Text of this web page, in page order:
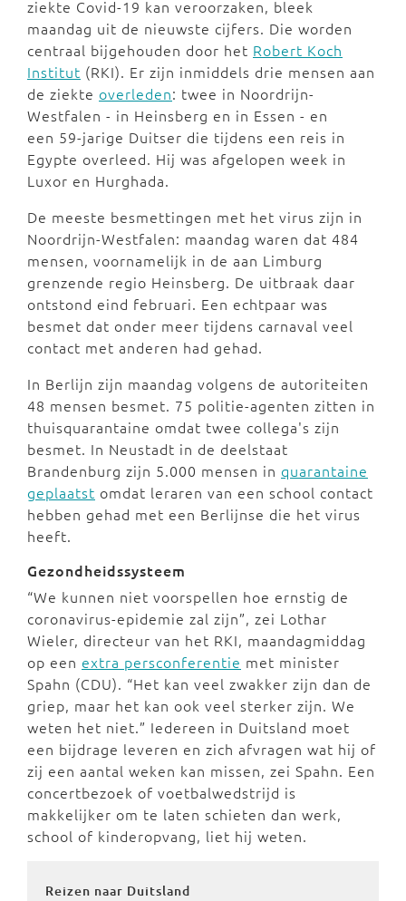
ziekte Covid-19 kan veroorzaken, bleek
maandag uit de nieuwste cijfers. Die worden
centraal bijgehouden door het Robert Koch
Institut (RKI). Er zijn inmiddels drie mensen aan
de ziekte overleden: twee in Noordrijn-
Westfalen - in Heinsberg en in Essen - en
een 59-jarige Duitser die tijdens een reis in
Egypte overleed. Hij was afgelopen week in
Luxor en Hurghada.
De meeste besmettingen met het virus zijn in
Noordrijn-Westfalen: maandag waren dat 484
mensen, voornamelijk in de aan Limburg
grenzende regio Heinsberg. De uitbraak daar
ontstond eind februari. Een echtpaar was
besmet dat onder meer tijdens carnaval veel
contact met anderen had gehad.
In Berlijn zijn maandag volgens de autoriteiten
48 mensen besmet. 75 politie-agenten zitten in
thuisquarantaine omdat twee collega's zijn
besmet. In Neustadt in de deelstaat
Brandenburg zijn 5.000 mensen in quarantaine
geplaatst omdat leraren van een school contact
hebben gehad met een Berlijnse die het virus
heeft.
Gezondheidssysteem
“We kunnen niet voorspellen hoe ernstig de
coronavirus-epidemie zal zijn”, zei Lothar
Wieler, directeur van het RKI, maandagmiddag
op een extra persconferentie met minister
Spahn (CDU). “Het kan veel zwakker zijn dan de
griep, maar het kan ook veel sterker zijn. We
weten het niet.” Iedereen in Duitsland moet
een bijdrage leveren en zich afvragen wat hij of
zij een aantal weken kan missen, zei Spahn. Een
concertbezoek of voetbalwedstrijd is
makkelijker om te laten schieten dan werk,
school of kinderopvang, liet hij weten.
Reizen naar Duitsland